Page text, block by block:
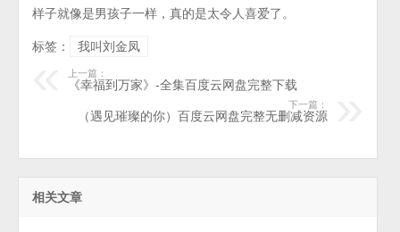
样子就像是男孩子一样，真的是太令人喜爱了。
标签：
我叫刘金凤
上一篇：
《幸福到万家》-全集百度云网盘完整下载
下一篇：
（遇见璀璨的你）百度云网盘完整无删减资源
相关文章